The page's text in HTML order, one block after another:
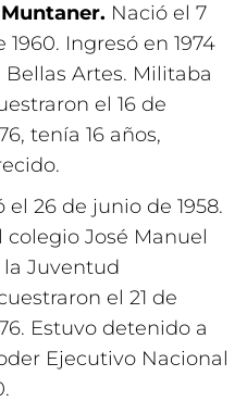
Nació el 7
Ingresó en 1974
Artes. Militaba
el 16 de
tenía 16 años,
el 26 de junio de 1958.
colegio José Manuel
la Juventud
el 21 de
Estuvo detenido a
Ejecutivo Nacional